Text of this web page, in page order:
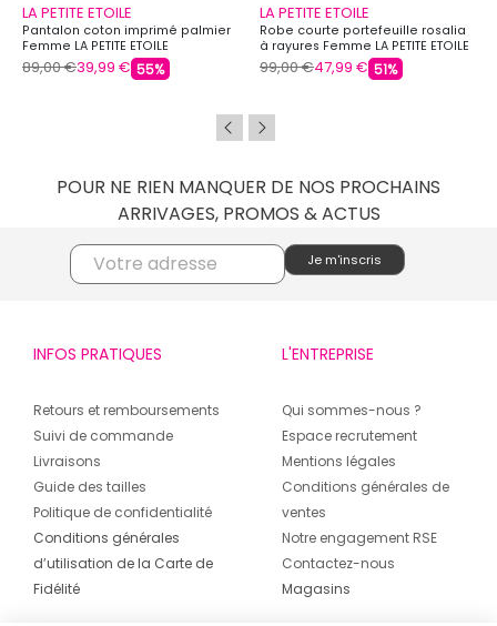
LA PETITE ETOILE
Pantalon coton imprimé palmier
Femme LA PETITE ETOILE
89,00 €39,99 € 55%
LA PETITE ETOILE
Robe courte portefeuille rosalia
à rayures Femme LA PETITE ETOILE
99,00 €47,99 € 51%
POUR NE RIEN MANQUER DE NOS PROCHAINS
ARRIVAGES, PROMOS & ACTUS
INFOS PRATIQUES
Retours et remboursements
Suivi de commande
Livraisons
Guide des tailles
Politique de confidentialité
Conditions générales
d’utilisation de la Carte de
Fidélité
L'ENTREPRISE
Qui sommes-nous ?
Espace recrutement
Mentions légales
Conditions générales de
ventes
Notre engagement RSE
Contactez-nous
Magasins